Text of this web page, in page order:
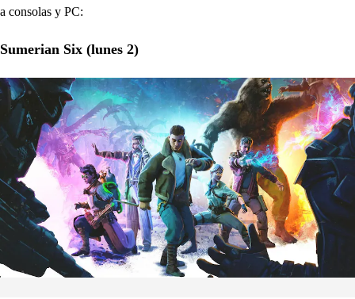
a consolas y PC:
Sumerian Six (lunes 2)